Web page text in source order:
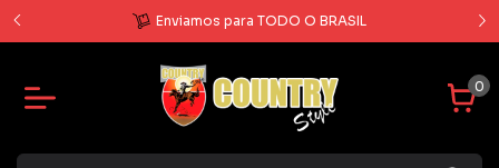
Enviamos para TODO O BRASIL
0